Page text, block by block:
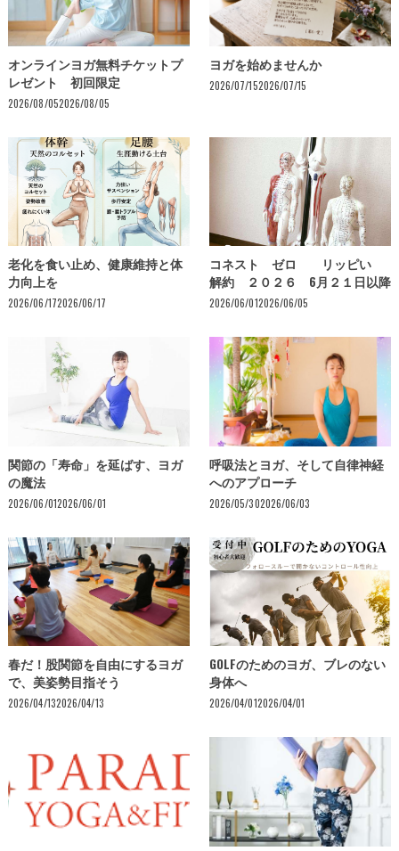
オンラインヨガ無料チケットプ
レゼント 初回限定
2026/08/052026/08/05
ヨガを始めませんか
2026/07/152026/07/15
老化を食い止め、健康維持と体
力向上を
2026/06/172026/06/17
コネスト ゼロ リッピい
解約 ２０２６ 6月２１日以降
2026/06/012026/06/05
関節の「寿命」を延ばす、ヨガ
の魔法
2026/06/012026/06/01
呼吸法とヨガ、そして自律神経
へのアプローチ
2026/05/302026/06/03
春だ！股関節を自由にするヨガ
で、美姿勢目指そう
2026/04/132026/04/13
GOLFのためのヨガ、ブレのない
身体へ
2026/04/012026/04/01